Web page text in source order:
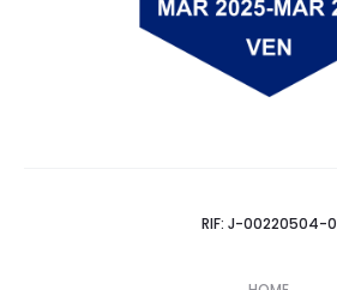
RIF: J-00220504-0